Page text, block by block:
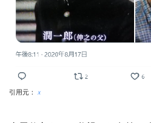
引用元： ｘ